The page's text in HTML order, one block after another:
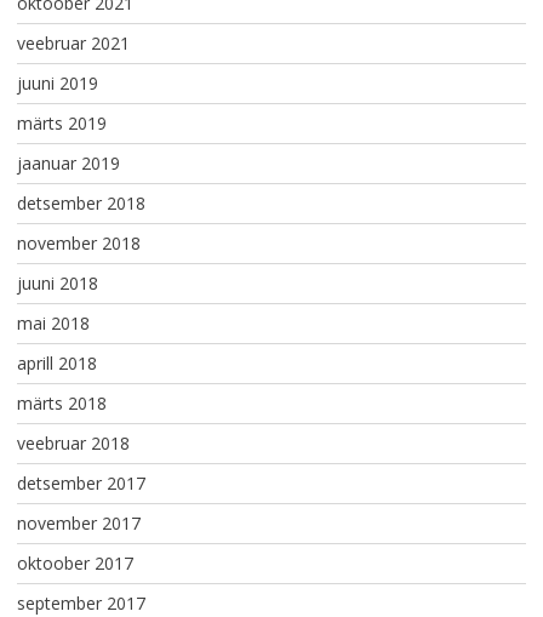
veebruar 2021
juuni 2019
märts 2019
jaanuar 2019
detsember 2018
november 2018
juuni 2018
mai 2018
aprill 2018
märts 2018
veebruar 2018
detsember 2017
november 2017
oktoober 2017
september 2017